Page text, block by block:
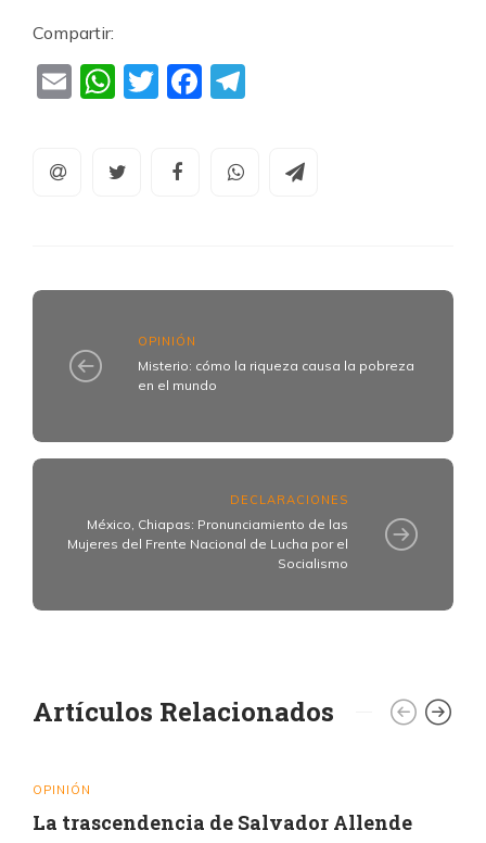
Compartir:
EmailWhatsApp
TwitterFacebook
OPINIÓN
Misterio: cómo la riqueza causa la pobreza
en el mundo
DECLARACIONES
México, Chiapas: Pronunciamiento de las
Mujeres del Frente Nacional de Lucha por el
Socialismo
Artículos Relacionados
OPINIÓN
La trascendencia de Salvador Allende